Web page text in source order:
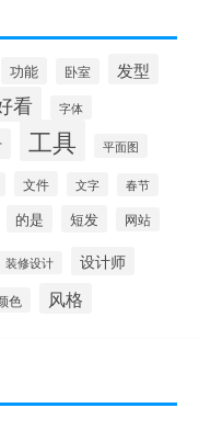
功能 卧室 发型
看 字体
工具 平面图
文件 文字 春节
的是 短发 网站
装修设计 设计师
色 风格